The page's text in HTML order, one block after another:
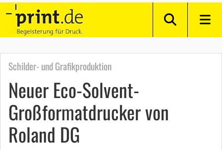
Schilder- und Grafikproduktion
Neuer Eco-Solvent-
Großformatdrucker von
Roland DG